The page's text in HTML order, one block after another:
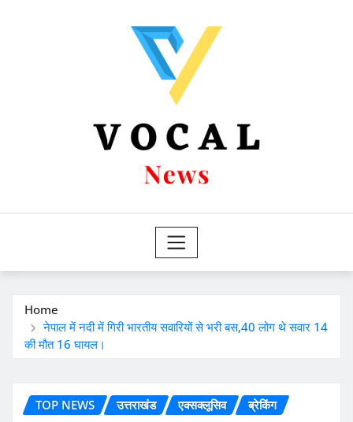
Home
नेपाल में नदी में गिरी भारतीय सवारियों से भरी बस,40 लोग थे सवार 14
की मौत 16 घायल।
TOP NEWS उत्तराखंड एक्सक्लूसिव ब्रेकिंग